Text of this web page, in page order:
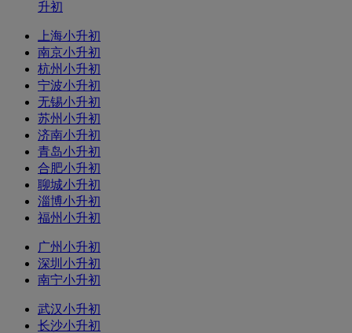
升初
上海小升初
南京小升初
杭州小升初
宁波小升初
无锡小升初
苏州小升初
济南小升初
青岛小升初
合肥小升初
聊城小升初
淄博小升初
福州小升初
广州小升初
深圳小升初
南宁小升初
武汉小升初
长沙小升初